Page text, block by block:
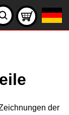
der